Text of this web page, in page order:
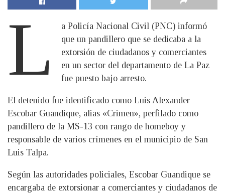
L
a Policía Nacional Civil (PNC) informó
que un pandillero que se dedicaba a la
extorsión de ciudadanos y comerciantes
en un sector del departamento de La Paz
fue puesto bajo arresto.
El detenido fue identificado como Luis Alexander
Escobar Guandique, alias «Crimen», perfilado como
pandillero de la MS-13 con rango de homeboy y
responsable de varios crímenes en el municipio de San
Luis Talpa.
Según las autoridades policiales, Escobar Guandique se
encargaba de extorsionar a comerciantes y ciudadanos de